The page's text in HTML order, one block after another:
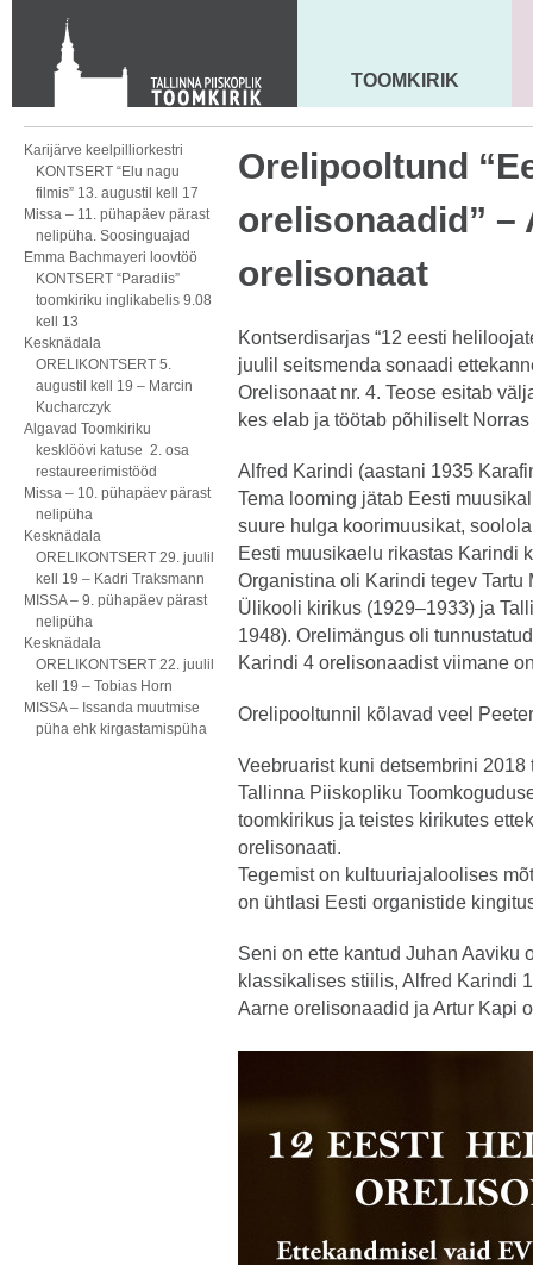
KONTAKT
Toom-Kooli 6, 10130 TALLINN
tallinna.toom@eelk.ee
MAARJA KIRIK
TOOMKIRIK
Karijärve keelpilliorkestri
KONTSERT “Elu nagu
filmis” 13. augustil kell 17
Missa – 11. pühapäev pärast
nelipüha. Soosinguajad
Emma Bachmayeri loovtöö
KONTSERT “Paradiis”
toomkiriku inglikabelis 9.08
kell 13
Kesknädala
ORELIKONTSERT 5.
augustil kell 19 – Marcin
Kucharczyk
Algavad Toomkiriku
kesklöövi katuse 2. osa
restaureerimistööd
Missa – 10. pühapäev pärast
nelipüha
Kesknädala
ORELIKONTSERT 29. juulil
kell 19 – Kadri Traksmann
MISSA – 9. pühapäev pärast
nelipüha
Kesknädala
ORELIKONTSERT 22. juulil
kell 19 – Tobias Horn
MISSA – Issanda muutmise
püha ehk kirgastamispüha
Orelipooltund
orelisonaadid” –
orelisonaat
Kontserdisarjas “12 eesti
juulil seitsmenda sonaadi
Orelisonaat nr. 4. Teose esitab
kes elab ja töötab põhiliselt
Alfred Karindi (aastani 1935
Tema looming jätab Eesti
suure hulga koorimuusikat,
Eesti muusikaelu rikastas Karindi
Organistina oli Karindi tegev Tartu
Ülikooli kirikus (1929–1933) ja
1948). Orelimängus oli
Karindi 4 orelisonaadist viimane
Orelipooltunnil kõlavad veel
Veebruarist kuni detsembrini
Tallinna Piiskopliku
toomkirikus ja teistes kirikutes
orelisonaati.
Tegemist on kultuuriajaloolises
on ühtlasi Eesti organistide
Seni on ette kantud Juhan Aaviku
klassikalises stiilis, Alfred Karindi
Aarne orelisonaadid ja Artur Kapi